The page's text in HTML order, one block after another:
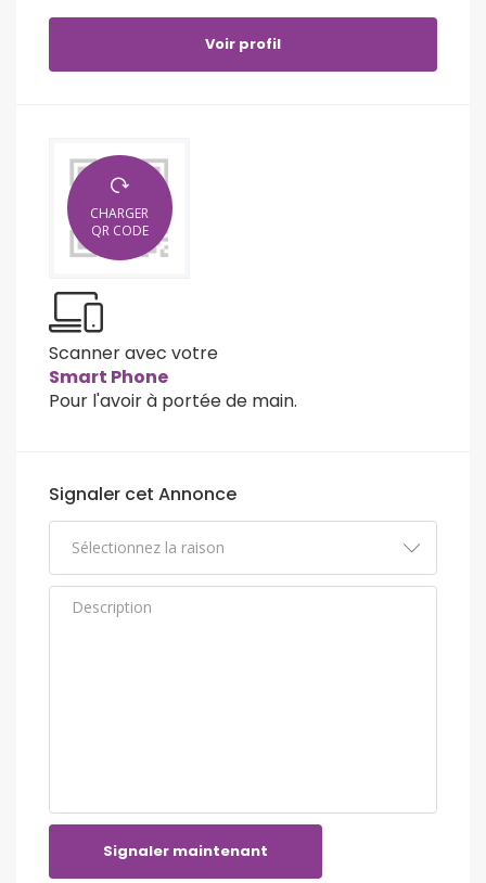
Voir profil
CHARGER
QR CODE
Scanner avec votre
Smart Phone
Pour l'avoir à portée de main.
Signaler cet Annonce
Signaler maintenant